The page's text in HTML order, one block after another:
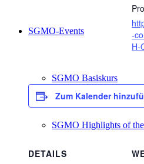
SGMO-Events
SGMO Basiskurs
SGMO Highlights of
-
H-
Zum Kalender
DETAILS